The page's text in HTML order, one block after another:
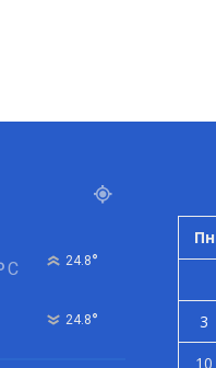
C 24.8°
24.8°
Пн
3
10